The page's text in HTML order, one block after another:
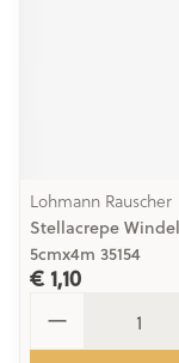
Lohmann Rauscher
Stellacrepe
5cmx4m 35154
€ 1,10